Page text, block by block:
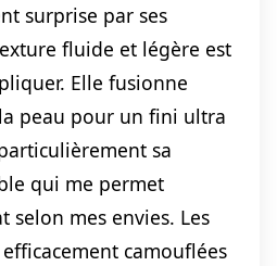
surprise par ses
fluide et légère est
Elle fusionne
peau pour un fini ultra
sa
qui me permet
selon mes envies. Les
camouflées